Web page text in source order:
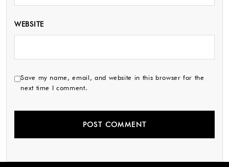
WEBSITE
Save my name, email, and website in this browser for the
next time I comment.